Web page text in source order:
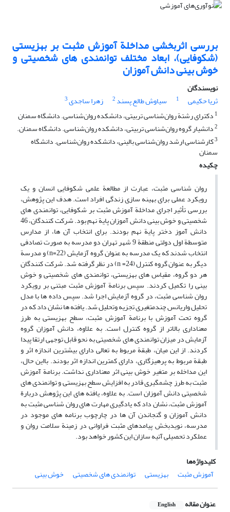
بررسی اثربخشی مداخلة آموزش مثبت بر بهزیستی
(شکوفایی)، ابعاد مختلف توانمندی های شخصیتی و
خوش بینی دانش آموزان
نویسندگان
ثریا حکیمی
1 سیاوش طالع پسند 2 زهرا ساجدی3
1 دکترای رشتة روان‌شناسی تربیتی، دانشکده روان‌شناسی. دانشگاه سمنان
2دانشیار گروه روان‌شناسی تربیتی، دانشکده روان‌شناسی. دانشگاه سمنان.
3کارشناسی ارشد روان‌شناسی بالینی، دانشکده روان‌شناسی. دانشگاه
سمنان
چکیده
روان شناسی مثبت، عبارت از مطالعة علمی شکوفایی انسان و یک
رویکرد عملی برای بهینه سازی زندگی افراد است. هدف این پژوهش،
بررسی تأثیر اجرای مداخلة آموزش مثبت بر شکوفایی، توانمندی های
شخصیتی و خوش بینی دانش آموزان پایة نهم بود. شرکت کنندگان، 46
دانش آموز دختر پایة نهم بودند. برای انتخاب آن ها، از مدارس
متوسطة اول دولتی منطقة 9 شهر تهران دو مدرسه به صورت تصادفی
انتخاب شدند که یک مدرسه به عنوان گروه آزمایش (22=n) و مدرسة
دیگر به عنوان گروه کنترل (24= n) در نظر گرفته شد. شرکت کنندگان
هر دو گروه، مقیاس های بهزیستی، توانمندی های شخصیتی و خوش
بینی را تکمیل کردند. سپس برنامة آموزش مثبت مبتنی بر رویکرد
روان شناسی مثبت، در گروه آزمایش اجرا شد. سپس داده ها با مدل
تحلیل واریانس چندمتغیری تجزیه وتحلیل شد. یافته ها نشان داد که در
گروه تحت آموزش با برنامة آموزش مثبت، سطح بهزیستی به طرز
معناداری بالاتر از گروه کنترل است. به علاوه، دانش آموزان گروه
آزمایش در میزان توانمندی های شخصیتی به نحو قابل توجهی ارتقا پیدا
کردند. از این میان، طبقة مربوط به تعالی دارای بیشترین اندازه اثر و
طبقة مربوط به پرهیزگاری، دارای کمترین اندازه اثر بودند. بااین حال،
این مداخله بر متغیر خوش بینی اثر معناداری نداشت. برنامة آموزش
مثبت به طرز چشمگیری قادر به افزایش سطح بهزیستی و توانمندی های
شخصیتی دانش آموزان است. به علاوه، یافته های این پژوهش دربارة
آموزش مثبت، نشان داد که یادگیری مهارت های روان شناسی مثبت به
دانش آموزان و گنجاندن آن ها در چارچوب برنامه های موجود در
مدرسه، نویدبخش پیامدهای مثبت فراوانی در زمینة سلامت روان و
عملکرد تحصیلی آتیه سازان این کشور خواهد بود.
کلیدواژه‌ها
آموزش مثبت
بهزیستی توانمندی های شخصیتی خوش بینی
عنوان مقاله English